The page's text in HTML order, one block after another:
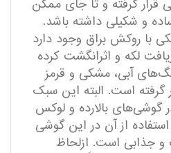
قرار گرفته و تا جای ممکن
و شکیلی داشته باشد.
با روکش براق وجود دارد
لکه و اثرانگشت کرده
آبی، مشکی و قرمز
گرفته است. البته این سبک
گوشی‌های بالارده‌ و لوکس
از آن در این گوشی
و جذابی است. ازلحاظ